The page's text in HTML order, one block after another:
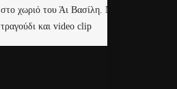
στο χωριό του Άι Βασίλη. Νέο
τραγούδι και video clip